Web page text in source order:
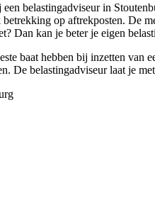
belastingadviseur in
op aftrekposten. De
Dan kan je beter je eigen
baat hebben bij inzetten
De belastingadviseur laat je